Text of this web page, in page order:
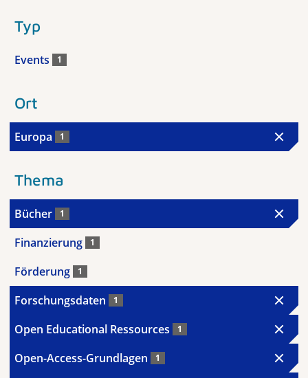
Typ
Events 1
Ort
Europa 1
Thema
Bücher 1
Finanzierung 1
Förderung 1
Forschungsdaten 1
Open Educational Ressources 1
Open-Access-Grundlagen 1